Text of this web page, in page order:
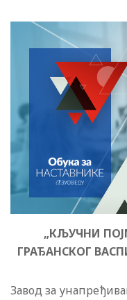
„КЉУЧНИ ПО
ГРАЂАНСКОГ
Завод за